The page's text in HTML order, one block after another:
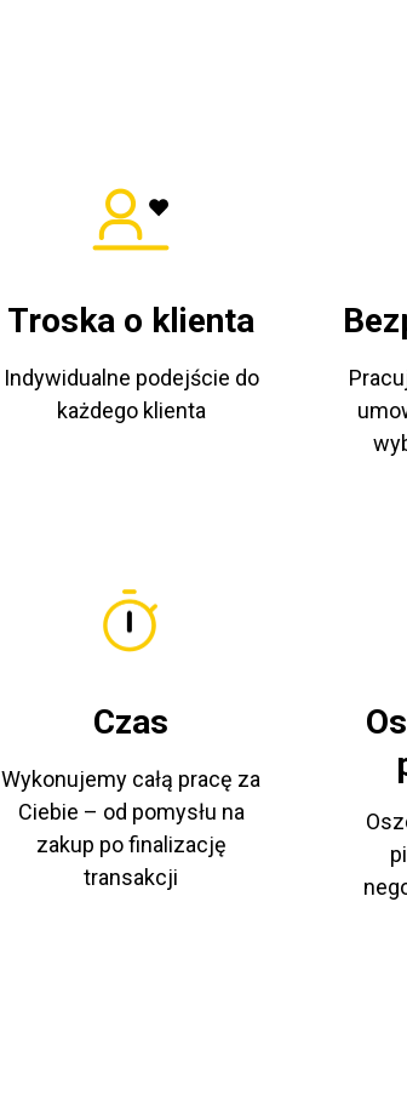
Troska o klienta
Indywidualne podejście do
każdego klienta
Czas
Wykonujemy całą pracę za
Ciebie – od pomysłu na
zakup po finalizację
transakcji